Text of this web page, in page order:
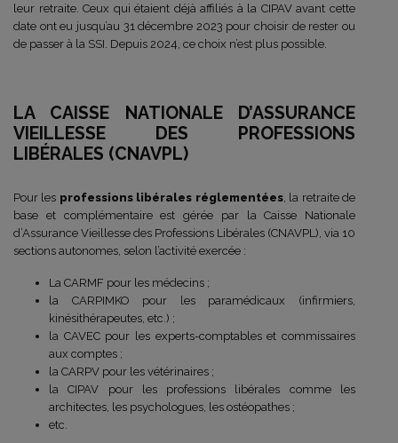
leur retraite. Ceux qui étaient déjà affiliés à la CIPAV avant cette
date ont eu jusqu’au 31 décembre 2023 pour choisir de rester ou
de passer à la SSI. Depuis 2024, ce choix n’est plus possible.
LA CAISSE NATIONALE D’ASSURANCE
VIEILLESSE DES PROFESSIONS
LIBÉRALES (CNAVPL)
Pour les professions libérales réglementées, la retraite de
base et complémentaire est gérée par la Caisse Nationale
d’Assurance Vieillesse des Professions Libérales (CNAVPL), via 10
sections autonomes, selon l’activité exercée :
La CARMF pour les médecins ;
la CARPIMKO pour les paramédicaux (infirmiers,
kinésithérapeutes, etc.) ;
la CAVEC pour les experts-comptables et commissaires
aux comptes ;
la CARPV pour les vétérinaires ;
la CIPAV pour les professions libérales comme les
architectes, les psychologues, les ostéopathes ;
etc.